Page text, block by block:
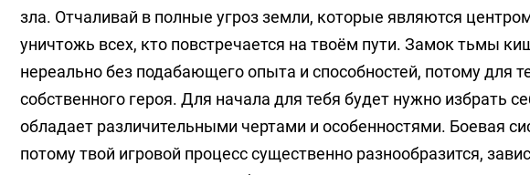
зла. Отчаливай в полные угроз земли, которые являются
уничтожь всех, кто повстречается на твоём пути. Замок тьмы
нереально без подабающего опыта и способностей, потому для
собственного героя. Для начала для тебя будет нужно избрать
обладает различительными чертами и особенностями. Боевая
потому твой игровой процесс существенно разнообразится,